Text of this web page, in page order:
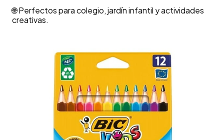
🌐 Perfectos para colegio, jardín infantil y actividades
creativas.